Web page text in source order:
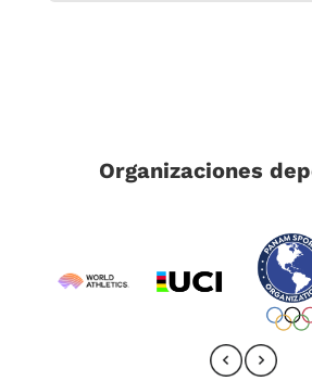
Organizaciones